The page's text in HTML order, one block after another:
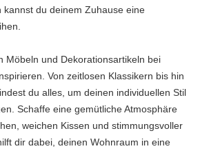
kannst du deinem Zuhause eine
Möbeln und Dekorationsartikeln bei
Von zeitlosen Klassikern bis hin
du alles, um deinen individuellen Stil
Schaffe eine gemütliche Atmosphäre
weichen Kissen und stimmungsvoller
dir dabei, deinen Wohnraum in eine